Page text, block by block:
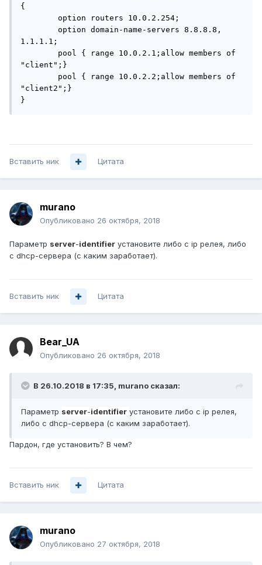
{
1.1.1.1;
"client";}
"client2";}
}
Вставить ник Цитата
murano
Опубликовано 26 октября, 2018
Параметр server-identifier установите либо с ip релея, либо
с dhcp-сервера (с каким заработает).
Вставить ник Цитата
Bear_UA
Опубликовано 26 октября, 2018
В 26.10.2018 в 17:35, murano сказал:
Параметр server-identifier установите либо с ip релея,
либо с dhcp-сервера (с каким заработает).
Пардон, где установить? В чем?
Вставить ник Цитата
murano
Опубликовано 27 октября, 2018